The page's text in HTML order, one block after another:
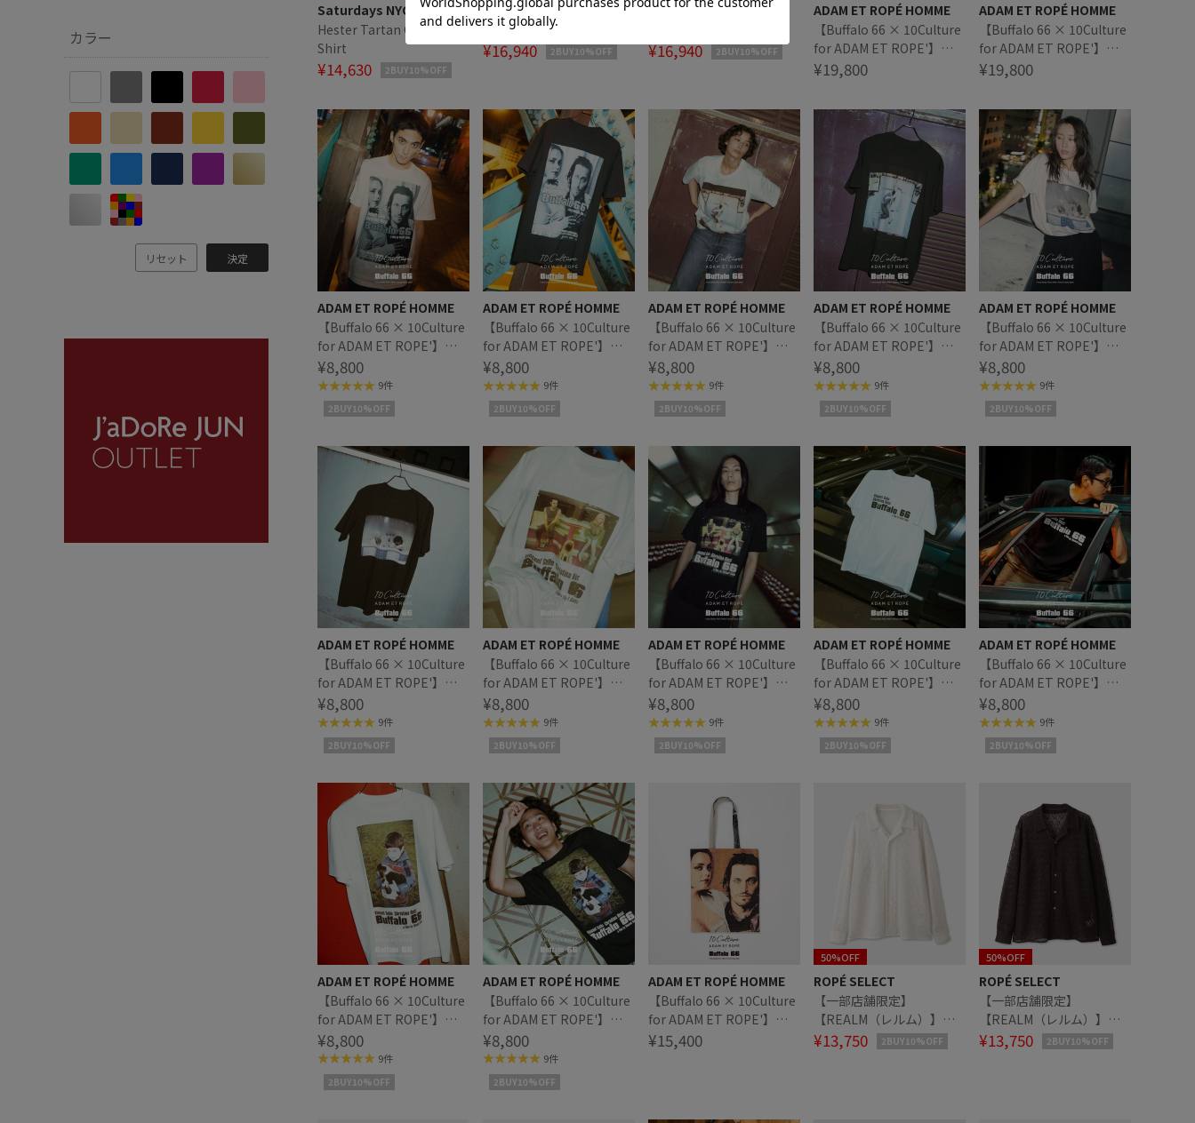
カラー
リセット 決定
Saturdays NYC
Hester Tartan Check SS
Shirt
¥14,630 2BUY10%OFF
Saturdays NYC
Canty Aloha SS Shirt
¥16,940 2BUY10%OFF
Saturdays NYC
¥16,940 2BUY10%OFF
ADAM ET ROPÉ HOMME
【Buffalo 66 × 10Culture
for ADAM ET ROPE'】
Buffalo 66 SHORT
¥19,800
ADAM ET ROPÉ HOMME
【Buffalo 66 × 10Culture
for ADAM ET ROPE'】
Buffalo 66 SHORT
¥19,800
ADAM ET ROPÉ HOMME
【Buffalo 66 × 10Culture
for ADAM ET ROPE'】
Buffalo 66 T SHIRT
¥8,800
9件
2BUY10%OFF
ADAM ET ROPÉ HOMME
【Buffalo 66 × 10Culture
for ADAM ET ROPE'】
Buffalo 66 T SHIRT
¥8,800
9件
2BUY10%OFF
ADAM ET ROPÉ HOMME
【Buffalo 66 × 10Culture
for ADAM ET ROPE'】
Buffalo 66 T SHIRT
¥8,800
9件
2BUY10%OFF
ADAM ET ROPÉ HOMME
【Buffalo 66 × 10Culture
for ADAM ET ROPE'】
Buffalo 66 T SHIRT
¥8,800
9件
2BUY10%OFF
ADAM ET ROPÉ HOMME
【Buffalo 66 × 10Culture
for ADAM ET ROPE'】
Buffalo 66 T SHIRT
¥8,800
9件
2BUY10%OFF
ADAM ET ROPÉ HOMME
【Buffalo 66 × 10Culture
for ADAM ET ROPE'】
Buffalo 66 T SHIRT
¥8,800
9件
2BUY10%OFF
ADAM ET ROPÉ HOMME
【Buffalo 66 × 10Culture
for ADAM ET ROPE'】
Buffalo 66 T SHIRT
¥8,800
9件
2BUY10%OFF
ADAM ET ROPÉ HOMME
【Buffalo 66 × 10Culture
for ADAM ET ROPE'】
Buffalo 66 T SHIRT
¥8,800
9件
2BUY10%OFF
ADAM ET ROPÉ HOMME
【Buffalo 66 × 10Culture
for ADAM ET ROPE'】
Buffalo 66 T SHIRT
¥8,800
9件
2BUY10%OFF
ADAM ET ROPÉ HOMME
【Buffalo 66 × 10Culture
for ADAM ET ROPE'】
Buffalo 66 T SHIRT
¥8,800
9件
2BUY10%OFF
ADAM ET ROPÉ HOMME
【Buffalo 66 × 10Culture
for ADAM ET ROPE'】
Buffalo 66 T SHIRT
¥8,800
9件
2BUY10%OFF
ADAM ET ROPÉ HOMME
【Buffalo 66 × 10Culture
for ADAM ET ROPE'】
Buffalo 66 T SHIRT
¥8,800
9件
2BUY10%OFF
ADAM ET ROPÉ HOMME
【Buffalo 66 × 10Culture
for ADAM ET ROPE'】
Buffalo 66 TOTE BAG
¥15,400
50%OFF
ROPÉ SELECT
【一部店舗限定】
【REALM（レルム）】
LACE SHIRT｜レースブラ
¥13,750 2BUY10%OFF
50%OFF
ROPÉ SELECT
【一部店舗限定】
【REALM（レルム）】
LACE SHIRT｜レースブラ
¥13,750 2BUY10%OFF